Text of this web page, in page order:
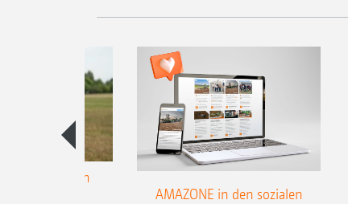
zum
AMAZONE in den sozialen